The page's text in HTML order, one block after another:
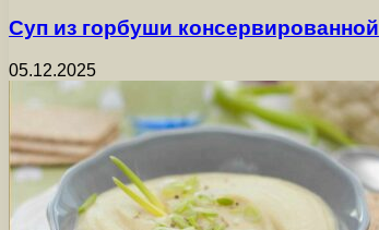
Суп из горбуши консервированной
05.12.2025